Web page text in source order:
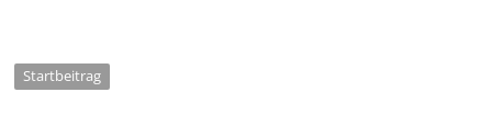
Startbeitrag